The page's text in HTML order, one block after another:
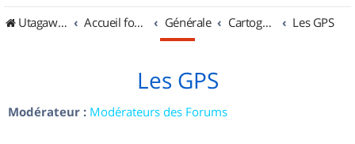
UtagawaVTT (Randos VTT et VTTAE avec traces GPS)
Accueil forum Générale Cartographie et GPS Les GPS
Les GPS
Modérateur : Modérateurs des Forums